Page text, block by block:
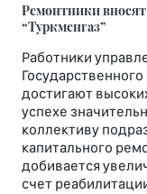
Ремонтники
“Туркменгаз”
Работники
достигают
успехе
коллективу
капитального
добивается
счет